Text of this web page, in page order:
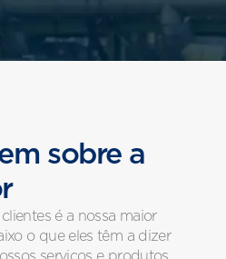
sobre a
é a nossa maior
o que eles têm a dizer
serviços e produtos.